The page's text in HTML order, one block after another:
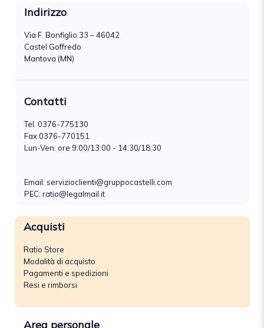
Indirizzo
Via F. Bonfiglio 33 – 46042
Castel Goffredo
Mantova (MN)
Contatti
Tel. 0376-775130
Fax 0376-770151
Lun-Ven: ore 9:00/13:00 - 14:30/18:30
Email: servizioclienti@gruppocastelli.com
PEC: ratio@legalmail.it
Acquisti
Ratio Store
Modalità di acquisto
Pagamenti e spedizioni
Resi e rimborsi
Area personale